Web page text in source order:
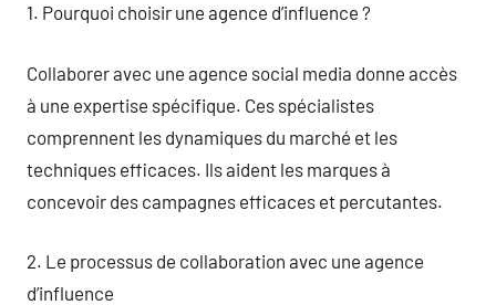
1. Pourquoi choisir une agence d’influence ?
Collaborer avec une agence social media donne accès
à une expertise spécifique. Ces spécialistes
comprennent les dynamiques du marché et les
techniques efficaces. Ils aident les marques à
concevoir des campagnes efficaces et percutantes.
2. Le processus de collaboration avec une agence
d’influence